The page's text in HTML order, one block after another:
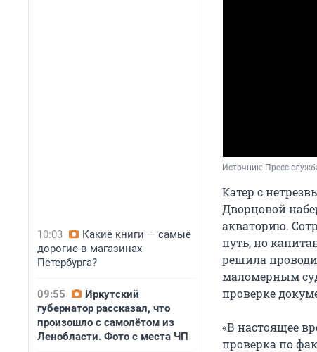
10:03
Какие книги — самые
дорогие в магазинах
Петербурга?
09:55
Иркутский
губернатор рассказал, что
произошло с самолётом из
Ленобласти. Фото с места ЧП
Источник: Пресс-
Катер с
Дворцовой
акваторию.
путь, но
решила
маломерным
проверке
«В настоящее
проверка по